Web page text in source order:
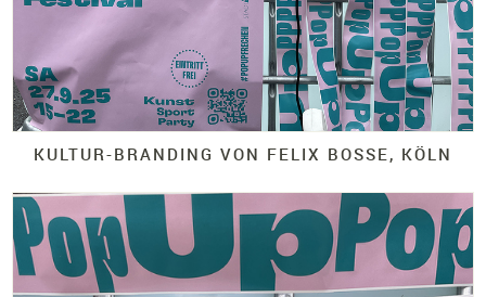
KULTUR-BRANDING VON FELIX BOSSE, KÖLN